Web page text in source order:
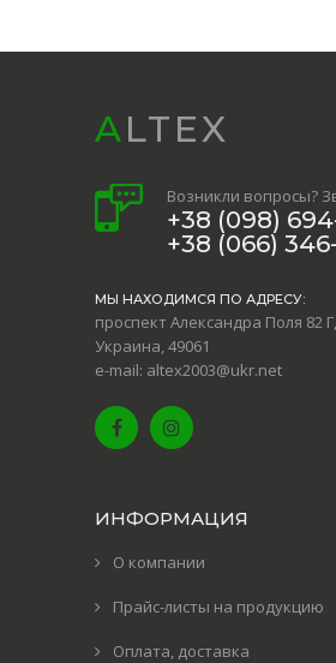
ALTEX
Возникли вопросы?
+38 (098)
+38 (066) 346-
МЫ НАХОДИМСЯ ПО АДРЕСУ:
проспект Александра Поля 82
Украина, 49061
e-mail: altex2003@ukr.net
ИНФОРМАЦИЯ
О компании
Прайс-листы на продукцию
Оплата, доставка